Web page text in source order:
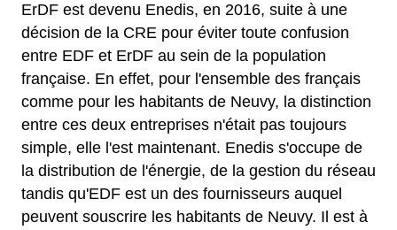
ErDF est devenu Enedis, en 2016, suite à une
décision de la CRE pour éviter toute confusion
entre EDF et ErDF au sein de la population
française. En effet, pour l'ensemble des français
comme pour les habitants de Neuvy, la distinction
entre ces deux entreprises n'était pas toujours
simple, elle l'est maintenant. Enedis s'occupe de
la distribution de l'énergie, de la gestion du réseau
tandis qu'EDF est un des fournisseurs auquel
peuvent souscrire les habitants de Neuvy. Il est à